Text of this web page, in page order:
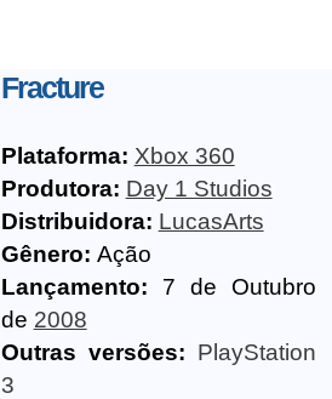
Fracture
Plataforma: Xbox 360
Produtora: Day 1 Studios
Distribuidora: LucasArts
Gênero: Ação
Lançamento: 7 de Outubro
de 2008
Outras versões: PlayStation
3